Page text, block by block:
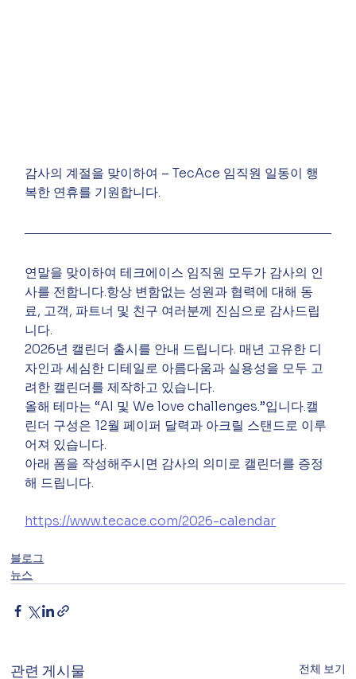
감사의 계절을 맞이하여 – TecAce 임직원 일동이 행
복한 연휴를 기원합니다.
연말을 맞이하여 테크에이스 임직원 모두가 감사의 인
사를 전합니다.﻿항상 변함없는 성원과 협력에 대해 동
료, 고객, 파트너 및 친구 여러분께 진심으로 감사드립
니다.﻿
2026년 캘린더 출시를 안내 드립니다.﻿ 매년 고유한 디
자인과 세심한 디테일로 아름다움과 실용성을 모두 고
려한 캘린더를 제작하고 있습니다.﻿
올해 테마는 “AI 및 We love challenges.”입니다.﻿캘
린더 구성은 12월 페이퍼 달력과 아크릴 스탠드로 이루
어져 있습니다.﻿
아래 폼을 작성해주시면 감사의 의미로 캘린더를 증정
해 드립니다.﻿
https://www.tecace.com/2026-calendar
블로그
뉴스
관련 게시물 전체 보기